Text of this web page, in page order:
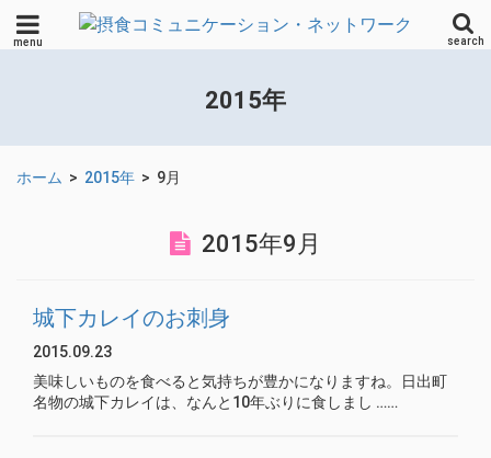
menu search
2015年
ホーム > 2015年 > 9月
2015年9月
城下カレイのお刺身
2015.09.23
美味しいものを食べると気持ちが豊かになりますね。日出町
名物の城下カレイは、なんと10年ぶりに食しまし ……